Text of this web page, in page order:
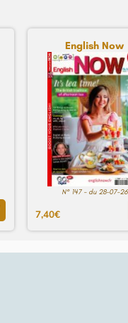
English Now
N° 147 - du 28-07-26
7,40€